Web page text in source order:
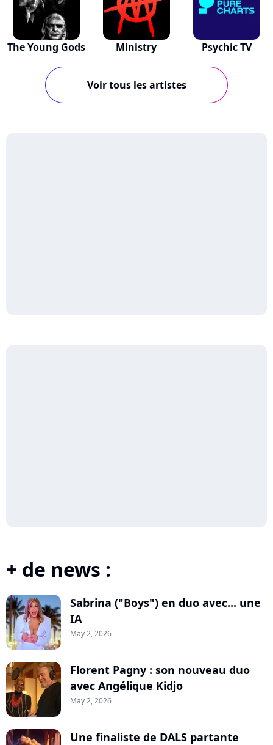
The Young Gods Ministry Psychic TV
Voir tous les artistes
+ de news :
Sabrina ("Boys") en duo avec... une
IA
May 2, 2026
Florent Pagny : son nouveau duo
avec Angélique Kidjo
May 2, 2026
Une finaliste de DALS partante